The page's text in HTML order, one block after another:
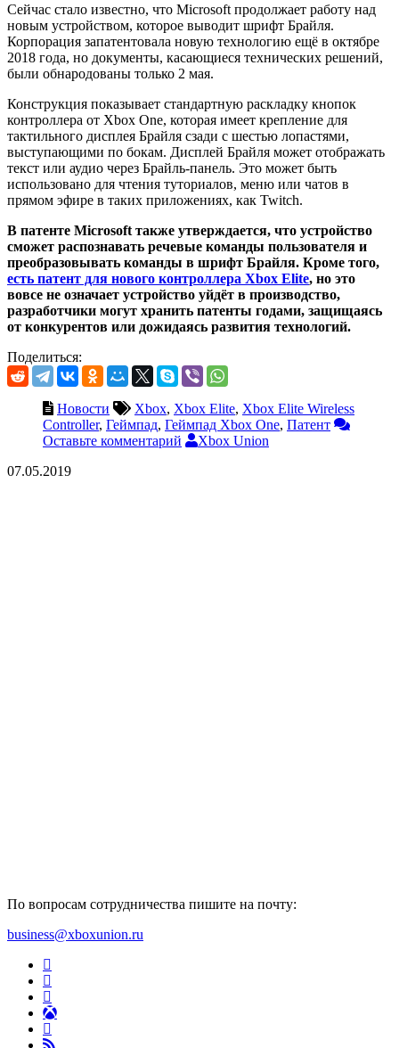
Сейчас стало известно, что Microsoft продолжает работу над
новым устройством, которое выводит шрифт Брайля.
Корпорация запатентовала новую технологию ещё в октябре
2018 года, но документы, касающиеся технических решений,
были обнародованы только 2 мая.
Конструкция показывает стандартную раскладку кнопок
контроллера от Xbox One, которая имеет крепление для
тактильного дисплея Брайля сзади с шестью лопастями,
выступающими по бокам. Дисплей Брайля может отображать
текст или аудио через Брайль-панель. Это может быть
использовано для чтения туториалов, меню или чатов в
прямом эфире в таких приложениях, как Twitch.
В патенте Microsoft также утверждается, что устройство
сможет распознавать речевые команды пользователя и
преобразовывать команды в шрифт Брайля. Кроме того,
есть патент для нового контроллера Xbox Elite, но это
вовсе не означает устройство уйдёт в производство,
разработчики могут хранить патенты годами, защищаясь
от конкурентов или дожидаясь развития технологий.
Поделиться:
Новости Xbox, Xbox Elite, Xbox Elite Wireless
Controller, Геймпад, Геймпад Xbox One, Патент
Оставьте комментарий
Xbox Union
07.05.2019
По вопросам сотрудничества пишите на почту:
business@xboxunion.ru